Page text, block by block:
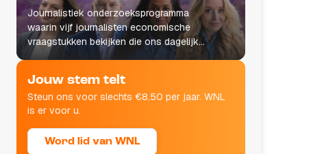
Journalistiek onderzoeksprogramma
waarin vijf journalisten economische
vraagstukken bekijken die ons dagelijks
leven raken.
Jouw stem telt
Steun ons voor slechts €8,50 per jaar. WNL
is er voor u.
Word lid van WNL